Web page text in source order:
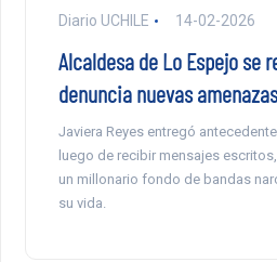
Diario UCHILE 14-02-2026
Alcaldesa de Lo Espejo se
denuncia nuevas
Javiera Reyes entregó
luego de recibir mensajes
un millonario fondo de bandas
su vida.